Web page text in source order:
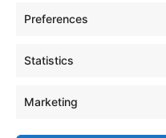
Preferences
Statistics
Marketing